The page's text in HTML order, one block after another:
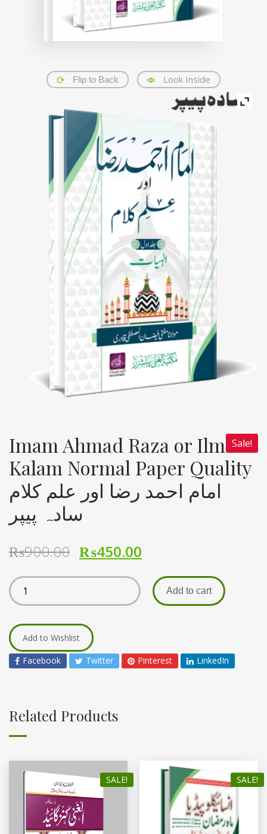
Flip to Back Look Inside
Sale!
Imam Ahmad Raza or Ilm e
Kalam Normal Paper Quality
امام احمد رضا اور علم کلام
سادہ پیپر
₨900.00 ₨450.00
Add to cart
Add to Wishlist
Facebook Twitter Pinterest LinkedIn
Related Products
SALE! SALE!